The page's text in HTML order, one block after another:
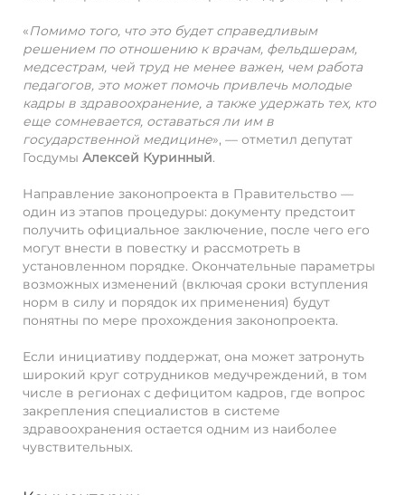
«Помимо того, что это будет справедливым
решением по отношению к врачам, фельдшерам,
медсестрам, чей труд не менее важен, чем работа
педагогов, это может помочь привлечь молодые
кадры в здравоохранение, а также удержать тех, кто
еще сомневается, оставаться ли им в
государственной медицине», — отметил депутат
Госдумы Алексей Куринный.
Направление законопроекта в Правительство —
один из этапов процедуры: документу предстоит
получить официальное заключение, после чего его
могут внести в повестку и рассмотреть в
установленном порядке. Окончательные параметры
возможных изменений (включая сроки вступления
норм в силу и порядок их применения) будут
понятны по мере прохождения законопроекта.
Если инициативу поддержат, она может затронуть
широкий круг сотрудников медучреждений, в том
числе в регионах с дефицитом кадров, где вопрос
закрепления специалистов в системе
здравоохранения остается одним из наиболее
чувствительных.